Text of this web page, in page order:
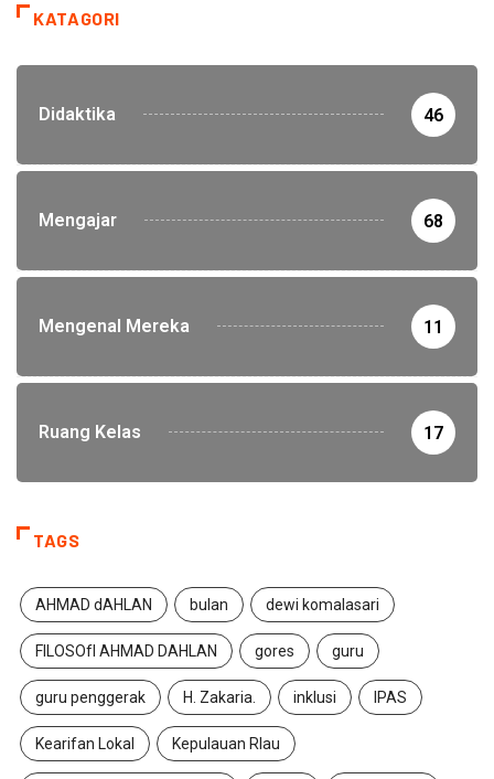
KATAGORI
Didaktika 46
Mengajar 68
Mengenal Mereka 11
Ruang Kelas 17
TAGS
AHMAD dAHLAN bulan dewi komalasari
FILOSOfI AHMAD DAHLAN gores guru
guru penggerak H. Zakaria. inklusi IPAS
Kearifan Lokal Kepulauan RIau